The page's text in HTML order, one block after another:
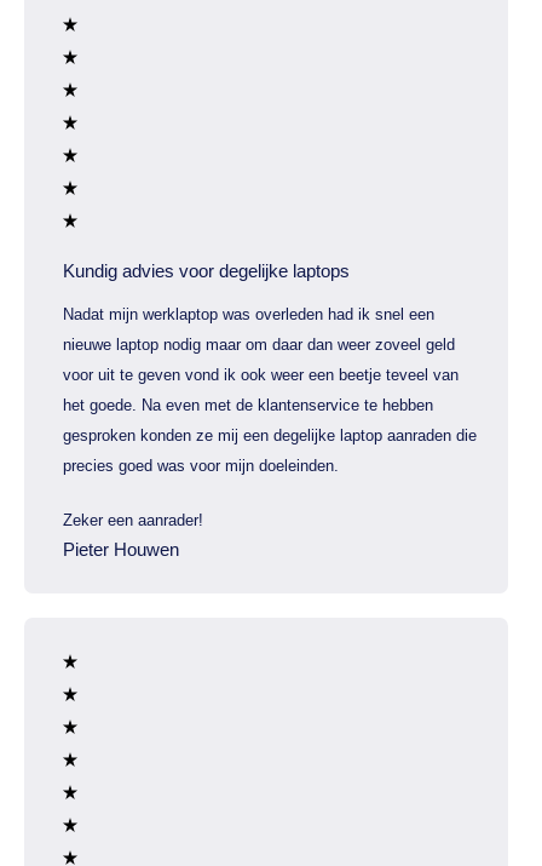
Kundig advies voor degelijke laptops
Nadat mijn werklaptop was overleden had ik snel een
nieuwe laptop nodig maar om daar dan weer zoveel geld
voor uit te geven vond ik ook weer een beetje teveel van
het goede. Na even met de klantenservice te hebben
gesproken konden ze mij een degelijke laptop aanraden die
precies goed was voor mijn doeleinden.
Zeker een aanrader!
Pieter Houwen